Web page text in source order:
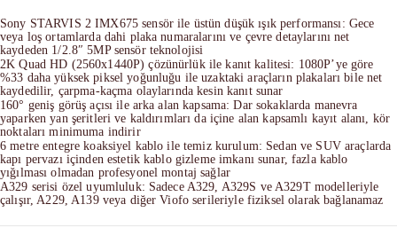
Sony STARVIS 2 IMX675 sensör ile üstün düşük ışık performansı: Gece
veya loş ortamlarda dahi plaka numaralarını ve çevre detaylarını net
kaydeden 1/2.8″ 5MP sensör teknolojisi
2K Quad HD (2560x1440P) çözünürlük ile kanıt kalitesi: 1080P’ye göre
%33 daha yüksek piksel yoğunluğu ile uzaktaki araçların plakaları bile net
kaydedilir, çarpma-kaçma olaylarında kesin kanıt sunar
160° geniş görüş açısı ile arka alan kapsama: Dar sokaklarda manevra
yaparken yan şeritleri ve kaldırımları da içine alan kapsamlı kayıt alanı, kör
noktaları minimuma indirir
6 metre entegre koaksiyel kablo ile temiz kurulum: Sedan ve SUV araçlarda
kapı pervazı içinden estetik kablo gizleme imkanı sunar, fazla kablo
yığılması olmadan profesyonel montaj sağlar
A329 serisi özel uyumluluk: Sadece A329, A329S ve A329T modelleriyle
çalışır, A229, A139 veya diğer Viofo serileriyle fiziksel olarak bağlanamaz